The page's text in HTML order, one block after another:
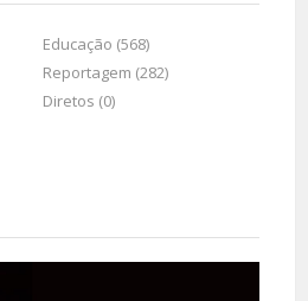
Educação (568)
Reportagem (282)
Diretos (0)